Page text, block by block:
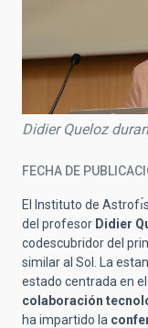
Didier Queloz
FECHA DE
El Instituto de
del profesor Didier
codescubridor del
similar al Sol. La
estado centrada en el
colaboración
ha impartido la